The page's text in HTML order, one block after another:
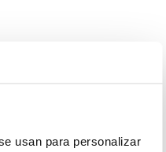
usan para personalizar